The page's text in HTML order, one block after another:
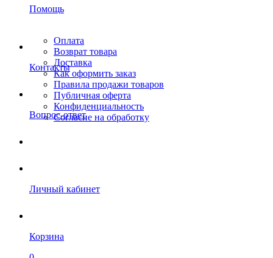
Помощь
Оплата
Возврат товара
Доставка
Как оформить заказ
Правила продажи товаров
Публичная оферта
Конфиденциальность
Согласие на обработку
Контакты
Вопрос-ответ
Личный кабинет
Корзина